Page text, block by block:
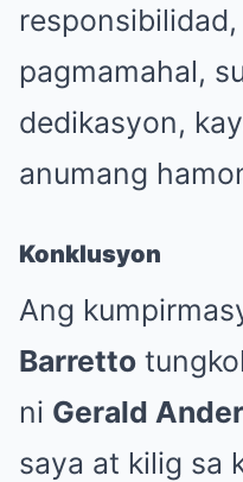
pagmamahal,
dedikasyon,
anumang
Konklusyon
Ang
Barretto
ni Gerald
saya at kilig sa